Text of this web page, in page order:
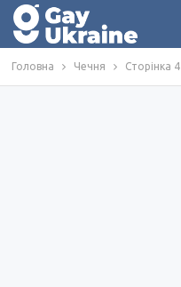
Головна Чечня Сторінка 4